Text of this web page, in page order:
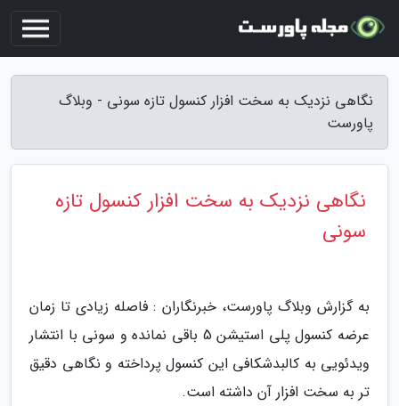
نگاهی نزدیک به سخت افزار کنسول تازه سونی - وبلاگ
پاورست
نگاهی نزدیک به سخت افزار کنسول تازه
سونی
به گزارش وبلاگ پاورست، خبرنگاران : فاصله زیادی تا زمان
عرضه کنسول پلی استیشن 5 باقی نمانده و سونی با انتشار
ویدئویی به کالبدشکافی این کنسول پرداخته و نگاهی دقیق
تر به سخت افزار آن داشته است.